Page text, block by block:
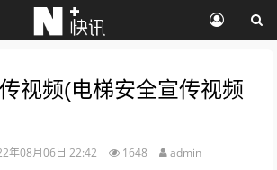
视频(电梯安全宣传视频
年08月06日 22:42 1648 admin